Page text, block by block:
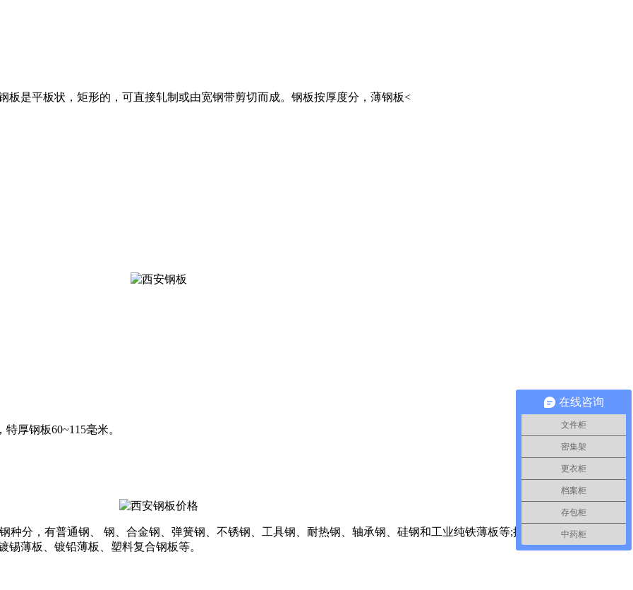
是平板状，矩形的，可直接轧制或由宽钢带剪切而成。钢板按厚度分，薄钢板<
厚钢板60~115毫米。
种分，有普通钢、 钢、合金钢、弹簧钢、不锈钢、工具钢、耐热钢、轴承钢、硅钢和工业纯铁薄板等;按专业用途分，有油桶
薄板、镀铅薄板、塑料复合钢板等。
在线咨询
文件柜
密集架
更衣柜
档案柜
存包柜
中药柜